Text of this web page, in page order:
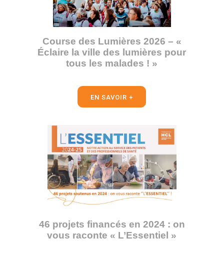
Course des Lumières 2026 – «
Éclaire la ville des lumières pour
tous les malades ! »
EN SAVOIR +
46 projets financés en 2024 : on
vous raconte « L’Essentiel »